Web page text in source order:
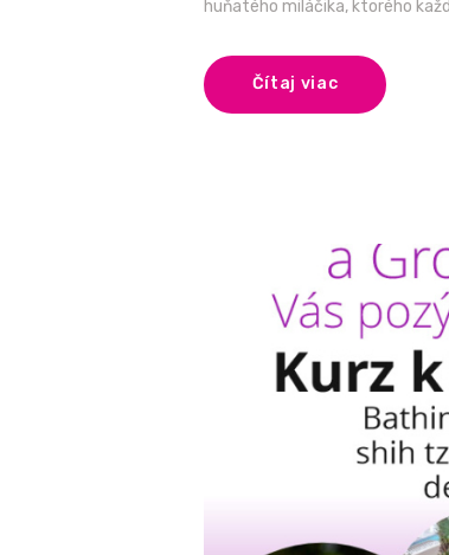
huňatého miláčika, ktorého
Čítaj viac